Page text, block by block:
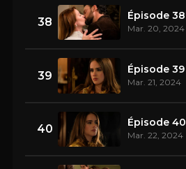
38 Épisode 38
Mar. 20, 2024
39 Épisode 39
Mar. 21, 2024
40 Épisode 40
Mar. 22, 2024